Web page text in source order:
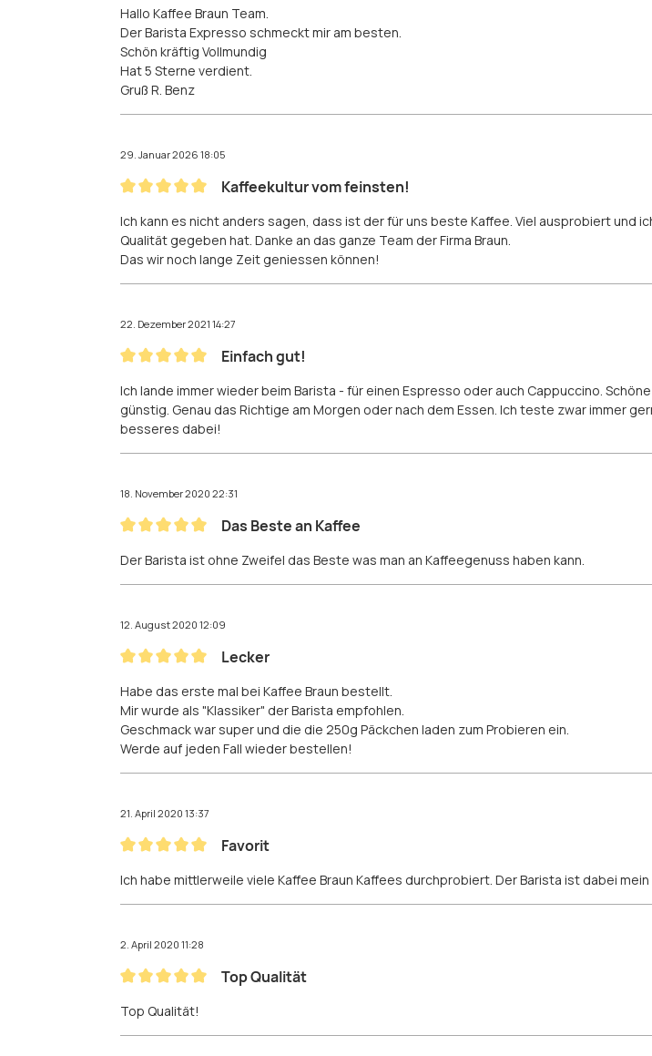
Hallo Kaffee Braun Team.
Der Barista Expresso schmeckt mir am besten.
Schön kräftig Vollmundig
Hat 5 Sterne verdient.
Gruß R. Benz
29. Januar 2026 18:05
Kaffeekultur vom feinsten!
Ich kann es nicht anders sagen, dass ist der für uns beste Kaffee. Viel ausprobiert und
Qualität gegeben hat. Danke an das ganze Team der Firma Braun.
Das wir noch lange Zeit geniessen können!
22. Dezember 2021 14:27
Einfach gut!
Ich lande immer wieder beim Barista - für einen Espresso oder auch Cappuccino.
günstig. Genau das Richtige am Morgen oder nach dem Essen. Ich teste zwar immer
besseres dabei!
18. November 2020 22:31
Das Beste an Kaffee
Der Barista ist ohne Zweifel das Beste was man an Kaffeegenuss haben kann.
12. August 2020 12:09
Lecker
Habe das erste mal bei Kaffee Braun bestellt.
Mir wurde als "Klassiker" der Barista empfohlen.
Geschmack war super und die die 250g Päckchen laden zum Probieren ein.
Werde auf jeden Fall wieder bestellen!
21. April 2020 13:37
Favorit
Ich habe mittlerweile viele Kaffee Braun Kaffees durchprobiert. Der Barista ist dabei
2. April 2020 11:28
Top Qualität
Top Qualität!